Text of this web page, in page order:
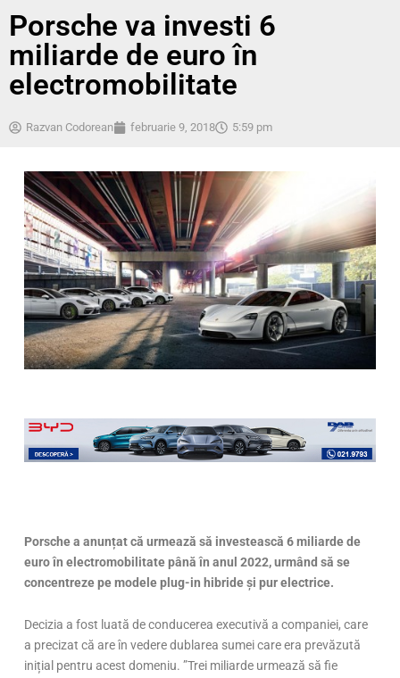
Porsche va investi 6
miliarde de euro în
electromobilitate
Razvan Codorean februarie 9, 2018 5:59 pm
Porsche a anunțat că urmează să investească 6 miliarde de
euro în electromobilitate până în anul 2022, urmând să se
concentreze pe modele plug-in hibride și pur electrice.
Decizia a fost luată de conducerea executivă a companiei, care
a precizat că are în vedere dublarea sumei care era prevăzută
inițial pentru acest domeniu. ”Trei miliarde urmează să fie